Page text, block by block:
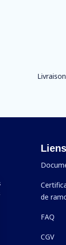
de
FAQ
CGV